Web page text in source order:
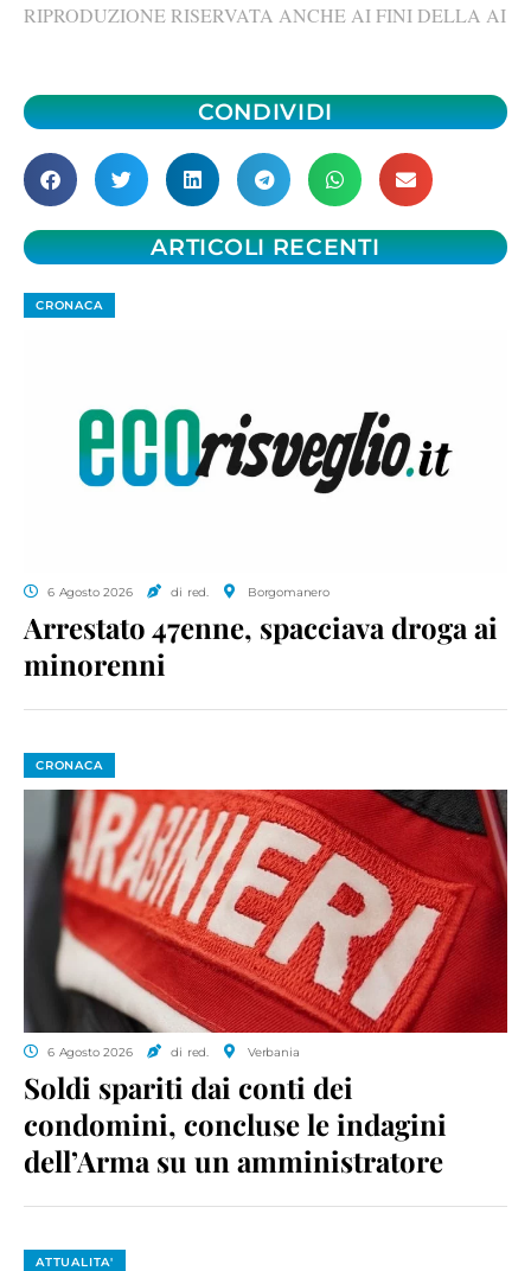
RIPRODUZIONE RISERVATA ANCHE AI FINI DELLA AI
CONDIVIDI
ARTICOLI RECENTI
CRONACA
6 Agosto 2026 di red. Borgomanero
Arrestato 47enne, spacciava droga ai
minorenni
CRONACA
6 Agosto 2026 di red. Verbania
Soldi spariti dai conti dei
condomini, concluse le indagini
dell’Arma su un amministratore
ATTUALITA'